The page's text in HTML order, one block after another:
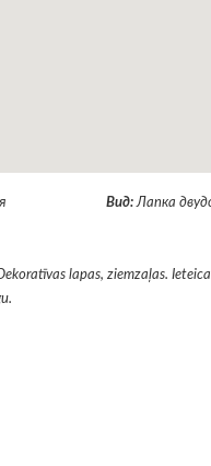
Вид: Лапка
lapas, ziemzaļas.